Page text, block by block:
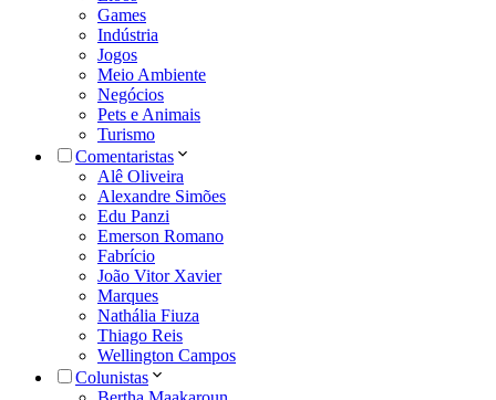
Games
Indústria
Jogos
Meio Ambiente
Negócios
Pets e Animais
Turismo
Comentaristas
Alê Oliveira
Alexandre Simões
Edu Panzi
Emerson Romano
Fabrício
João Vitor Xavier
Marques
Nathália Fiuza
Thiago Reis
Wellington Campos
Colunistas